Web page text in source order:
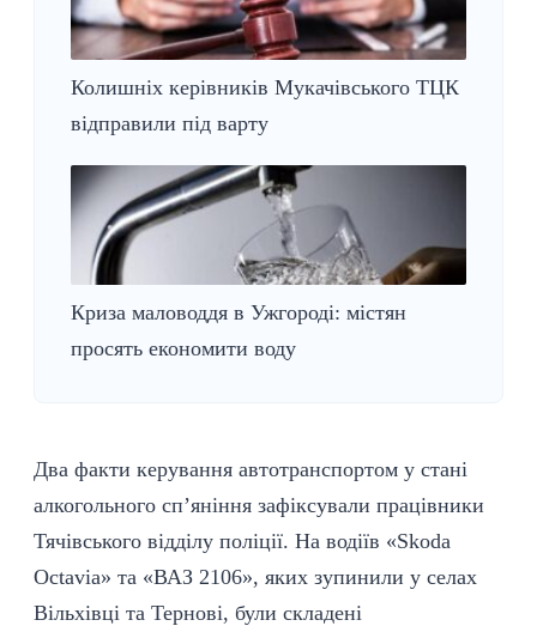
Колишніх керівників Мукачівського ТЦК
відправили під варту
Криза маловоддя в Ужгороді: містян
просять економити воду
Два факти керування автотранспортом у стані
алкогольного сп’яніння зафіксували працівники
Тячівського відділу поліції. На водіїв «Skoda
Octavia» та «ВАЗ 2106», яких зупинили у селах
Вільхівці та Тернові, були складені